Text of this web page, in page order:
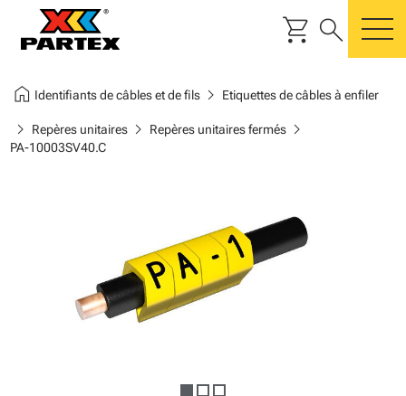
shopping_cart search
home Identifiants de câbles et de filschevron_right Etiquettes de câbles à enfiler
chevron_right Repères unitaireschevron_right Repères unitaires ferméschevron_right
PA-10003SV40.C